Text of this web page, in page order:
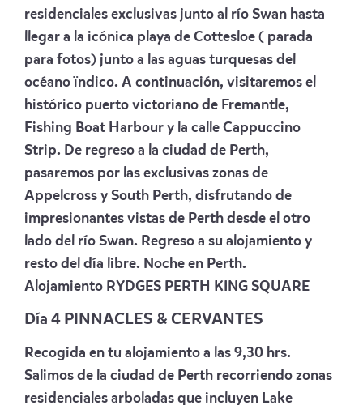
residenciales exclusivas junto al río Swan hasta
llegar a la icónica playa de Cottesloe ( parada
para fotos) junto a las aguas turquesas del
océano ïndico. A continuación, visitaremos el
histórico puerto victoriano de Fremantle,
Fishing Boat Harbour y la calle Cappuccino
Strip. De regreso a la ciudad de Perth,
pasaremos por las exclusivas zonas de
Appelcross y South Perth, disfrutando de
impresionantes vistas de Perth desde el otro
lado del río Swan. Regreso a su alojamiento y
resto del día libre. Noche en Perth.
Alojamiento RYDGES PERTH KING SQUARE
Día 4 PINNACLES & CERVANTES
Recogida en tu alojamiento a las 9,30 hrs.
Salimos de la ciudad de Perth recorriendo zonas
residenciales arboladas que incluyen Lake